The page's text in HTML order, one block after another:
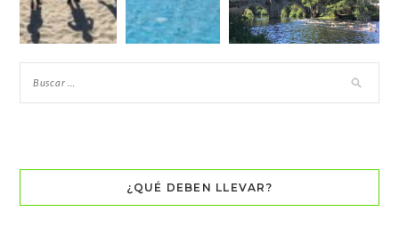
¿QUÉ DEBEN LLEVAR?